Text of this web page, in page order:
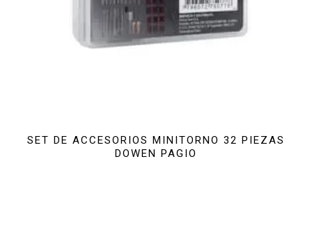
SET DE ACCESORIOS MINITORNO 32 PIEZAS
DOWEN PAGIO